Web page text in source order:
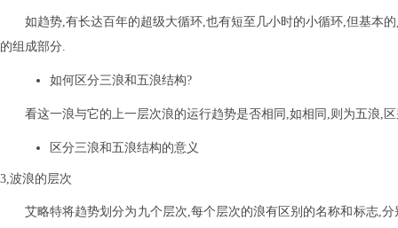
如趋势,有长达百年的超级大循环,也有短至几小时的小循环,但基本
的组成部分.
如何区分三浪和五浪结构?
看这一浪与它的上一层次浪的运行趋势是否相同,如相同,则为五浪,
区分三浪和五浪结构的意义
3,波浪的层次
艾略特将趋势划分为九个层次,每个层次的浪有区别的名称和标志,